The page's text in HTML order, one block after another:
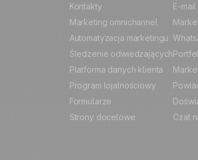
Kontakty
Marketing omnichannel
Automatyzacja marketingu
Śledzenie odwiedzających
Platforma danych klienta
Program lojalnościowy
Formularze
Strony docelowe
E-
Czat